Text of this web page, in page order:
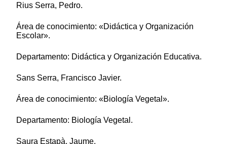
Rius Serra, Pedro.
Área de conocimiento: «Didáctica y Organización
Escolar».
Departamento: Didáctica y Organización Educativa.
Sans Serra, Francisco Javier.
Área de conocimiento: «Biología Vegetal».
Departamento: Biología Vegetal.
Saura Estapà, Jaume.